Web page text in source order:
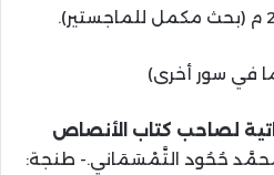
في سور أخرى)
لصاحب كتاب الأنصاص
حُحُود التَّمْسَمَاني.- طنجة: